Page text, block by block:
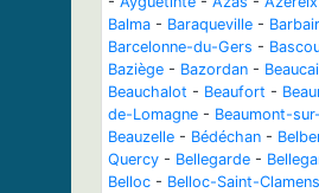
Balma - Baraqueville -
Barcelonne-du-Gers -
Baziège - Bazordan -
Beauchalot - Beaufort -
de-Lomagne - Beaumont-
Beauzelle - Bédéchan -
Quercy - Bellegarde -
Belloc - Belloc-Saint-Clamens